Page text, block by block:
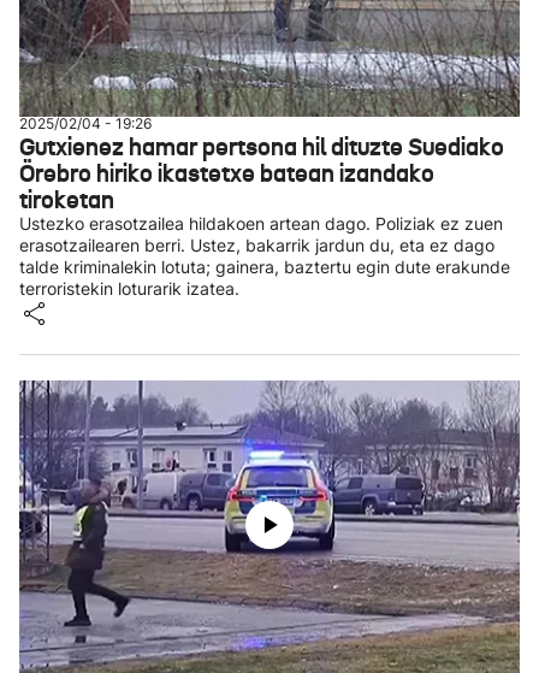
2025/02/04 - 19:26
Gutxienez hamar pertsona hil dituzte Suediako
Örebro hiriko ikastetxe batean izandako
tiroketan
Ustezko erasotzailea hildakoen artean dago. Poliziak ez zuen
erasotzailearen berri. Ustez, bakarrik jardun du, eta ez dago
talde kriminalekin lotuta; gainera, baztertu egin dute erakunde
terroristekin loturarik izatea.